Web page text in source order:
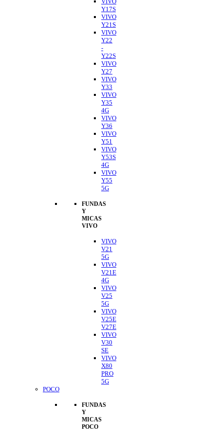
Y17S
VIVO
Y21S
VIVO
Y22
-
Y22S
VIVO
Y27
VIVO
Y33
VIVO
Y35
4G
VIVO
Y36
VIVO
Y51
VIVO
Y53S
4G
VIVO
Y55
5G
FUNDAS
Y
MICAS
VIVO
VIVO
V21
5G
VIVO
V21E
4G
VIVO
V25
5G
VIVO
V25E
V27E
VIVO
V30
SE
VIVO
X80
PRO
5G
POCO
FUNDAS
Y
MICAS
POCO